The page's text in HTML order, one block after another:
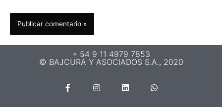
+ 54 9 11 4979 7853
© BAJCURA Y ASOCIADOS S.A., 2020